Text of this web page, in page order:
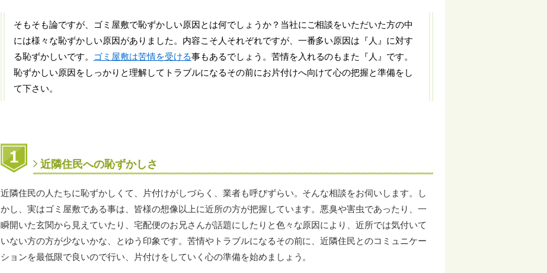
そもそも論ですが、ゴミ屋敷で恥ずかしい原因とは何でしょうか？当社にご相談をいただいた方の中
には様々な恥ずかしい原因がありました。内容こそ人それぞれですが、一番多い原因は『人』に対す
る恥ずかしいです。
ゴミ屋敷は苦情を受ける事もあるでしょう。苦情を入れるのもまた『人』です。
恥ずかしい原因をしっかりと理解してトラブルになるその前にお片付けへ向けて心の把握と準備をし
て下さい。
近隣住民への恥ずかしさ
近隣住民の人たちに恥ずかしくて、片付けがしづらく、業者も呼びずらい。そんな相談をお伺いします。し
かし、実はゴミ屋敷である事は、皆様の想像以上に近所の方が把握しています。悪臭や害虫であったり、一
瞬開いた玄関から見えていたり、宅配便のお兄さんが話題にしたりと色々な原因により、近所では気付いて
いない方の方が少ないかな、とゆう印象です。苦情やトラブルになるその前に、近隣住民とのコミュニケー
ションを最低限で良いので行い、片付けをしていく心の準備を始めましょう。